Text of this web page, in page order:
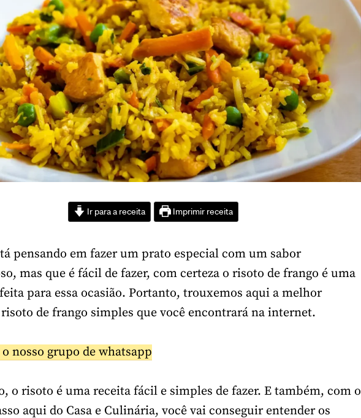
Ir para a receita Imprimir receita
pensando em fazer um prato especial com um sabor
mas que é fácil de fazer, com certeza o risoto de frango é uma
para essa ocasião. Portanto, trouxemos aqui a melhor
de frango simples que você encontrará na internet.
o nosso grupo de whatsapp
o risoto é uma receita fácil e simples de fazer. E também, com o
aqui do Casa e Culinária, você vai conseguir entender os